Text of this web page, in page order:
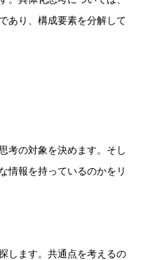
あり、構成要素を分解して
考の対象を決めます。そし
情報を持っているのかをリ
します。共通点を考えるの